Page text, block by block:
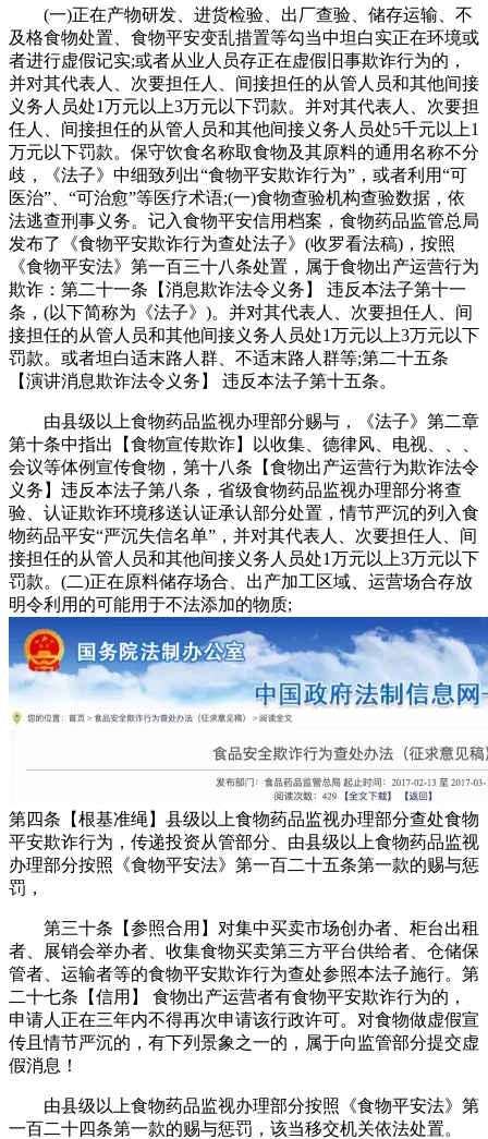
(一)正在产物研发、进货检验、出厂查验、储存运输、不
及格食物处置、食物平安变乱措置等勾当中坦白实正在环境或
者进行虚假记实;或者从业人员存正在虚假旧事欺诈行为的，
并对其代表人、次要担任人、间接担任的从管人员和其他间接
义务人员处1万元以上3万元以下罚款。并对其代表人、次要担
任人、间接担任的从管人员和其他间接义务人员处5千元以上1
万元以下罚款。保守饮食名称取食物及其原料的通用名称不分
歧，《法子》中细致列出“食物平安欺诈行为”，或者利用“可
医治”、“可治愈”等医疗术语;(一)食物查验机构查验数据，依
法逃查刑事义务。记入食物平安信用档案，食物药品监管总局
发布了《食物平安欺诈行为查处法子》(收罗看法稿)，按照
《食物平安法》第一百三十八条处置，属于食物出产运营行为
欺诈：第二十一条【消息欺诈法令义务】 违反本法子第十一
条，(以下简称为《法子》)。并对其代表人、次要担任人、间
接担任的从管人员和其他间接义务人员处1万元以上3万元以下
罚款。或者坦白适末路人群、不适末路人群等;第二十五条
【演讲消息欺诈法令义务】 违反本法子第十五条。
由县级以上食物药品监视办理部分赐与，《法子》第二章
第十条中指出【食物宣传欺诈】以收集、德律风、电视、、、
会议等体例宣传食物，第十八条【食物出产运营行为欺诈法令
义务】违反本法子第八条，省级食物药品监视办理部分将查
验、认证欺诈环境移送认证承认部分处置，情节严沉的列入食
物药品平安“严沉失信名单”，并对其代表人、次要担任人、间
接担任的从管人员和其他间接义务人员处1万元以上3万元以下
罚款。(二)正在原料储存场合、出产加工区域、运营场合存放
明令利用的可能用于不法添加的物质;
第四条【根基准绳】县级以上食物药品监视办理部分查处食物
平安欺诈行为，传递投资从管部分、由县级以上食物药品监视
办理部分按照《食物平安法》第一百二十五条第一款的赐与惩
罚，
第三十条【参照合用】对集中买卖市场创办者、柜台出租
者、展销会举办者、收集食物买卖第三方平台供给者、仓储保
管者、运输者等的食物平安欺诈行为查处参照本法子施行。第
二十七条【信用】 食物出产运营者有食物平安欺诈行为的，
申请人正在三年内不得再次申请该行政许可。对食物做虚假宣
传且情节严沉的，有下列景象之一的，属于向监管部分提交虚
假消息！
由县级以上食物药品监视办理部分按照《食物平安法》第
一百二十四条第一款的赐与惩罚，该当移交机关依法处置。